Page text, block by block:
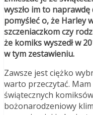
wyszło im to
pomyśleć o, że Harley
szczeniaczkom czy
że komiks wyszedł w
w tym zestawieniu.
Zawsze jest ciężko
warto przeczytać.
świątecznych
bożonarodzeniowy